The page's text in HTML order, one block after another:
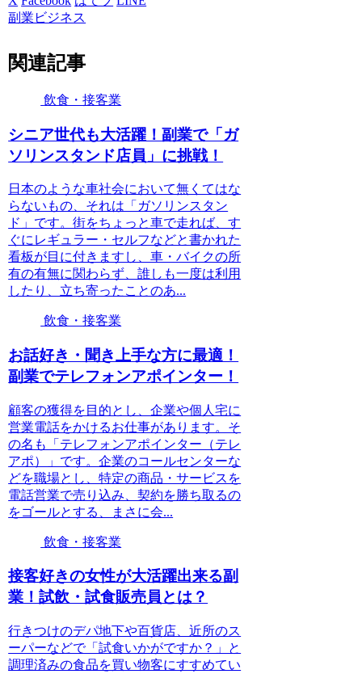
副業ビジネス
関連記事
飲食・接客業
シニア世代も大活躍！副業で「ガ
ソリンスタンド店員」に挑戦！
日本のような車社会において無くてはな
らないもの、それは「ガソリンスタン
ド」です。街をちょっと車で走れば、す
ぐにレギュラー・セルフなどと書かれた
看板が目に付きますし、車・バイクの所
有の有無に関わらず、誰しも一度は利用
したり、立ち寄ったことのあ...
飲食・接客業
お話好き・聞き上手な方に最適！
副業でテレフォンアポインター！
顧客の獲得を目的とし、企業や個人宅に
営業電話をかけるお仕事があります。そ
の名も「テレフォンアポインター（テレ
アポ）」です。企業のコールセンターな
どを職場とし、特定の商品・サービスを
電話営業で売り込み、契約を勝ち取るの
をゴールとする、まさに会...
飲食・接客業
接客好きの女性が大活躍出来る副
業！試飲・試食販売員とは？
行きつけのデパ地下や百貨店、近所のス
ーパーなどで「試食いかがですか？」と
調理済みの食品を買い物客にすすめてい